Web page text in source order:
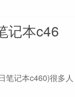
记本c46
笔记本c460)很多人